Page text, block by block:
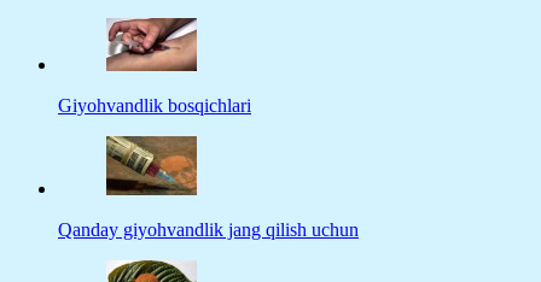
Giyohvandlik bosqichlari
Qanday giyohvandlik jang qilish uchun